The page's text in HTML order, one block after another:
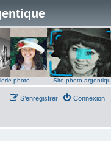
photo Site photo
Connexion
S’enregistrer